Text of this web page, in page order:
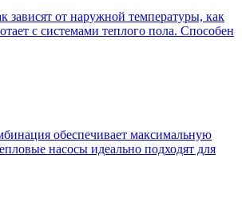
зависят от наружной температуры, как
с системами теплого пола. Способен
обеспечивает максимальную
насосы идеально подходят для